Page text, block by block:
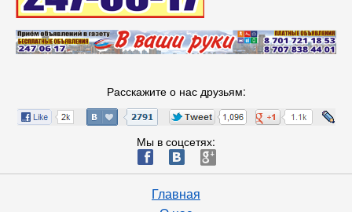
Расскажите о нас друзьям:
Мы в соцсетях:
ä æ è
Главная